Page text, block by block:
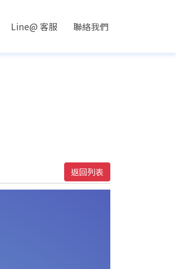
Line@ 客服 聯絡我們
返回列表